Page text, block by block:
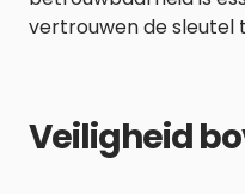
vertrouwen de sleutel
Veiligheid